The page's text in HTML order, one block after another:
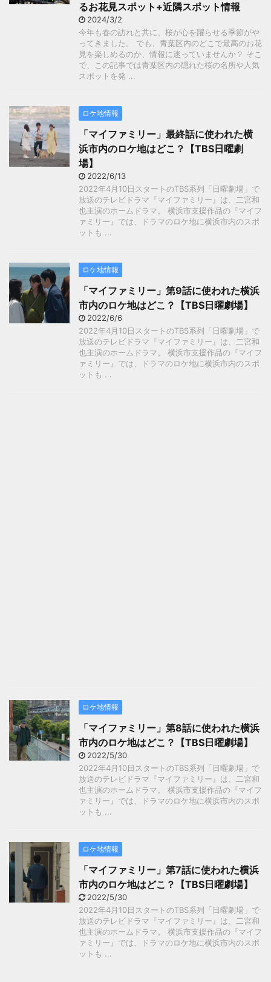
るお花見スポット+近隣スポット情報
2024/3/2
今年も春の訪れと共に、桜が心を躍らせる季節がや
ってきました。 でも、青葉区内のどこで最高のお花
見を楽しめるのか、情報に迷っていませんか？ そこ
で、この記事では青葉区内の隠れた桜の名所や人気
スポットを発 ...
ロケ地情報
「マイファミリー」最終話に使われた横
浜市内のロケ地はどこ？【TBS日曜劇
場】
2022/6/13
2022年4月10日スタートのTBS系列「日曜劇場」で
放送のテレビドラマ『マイファミリー』は、二宮和
也主演のホームドラマ。 横浜市支援作品の『マイフ
ァミリー』では、ドラマのロケ地に横浜市内のスポ
ットも ...
ロケ地情報
「マイファミリー」第9話に使われた横浜
市内のロケ地はどこ？【TBS日曜劇場】
2022/6/6
2022年4月10日スタートのTBS系列「日曜劇場」で
放送のテレビドラマ『マイファミリー』は、二宮和
也主演のホームドラマ。 横浜市支援作品の『マイフ
ァミリー』では、ドラマのロケ地に横浜市内のスポ
ットも ...
ロケ地情報
「マイファミリー」第8話に使われた横浜
市内のロケ地はどこ？【TBS日曜劇場】
2022/5/30
2022年4月10日スタートのTBS系列「日曜劇場」で
放送のテレビドラマ『マイファミリー』は、二宮和
也主演のホームドラマ。 横浜市支援作品の『マイフ
ァミリー』では、ドラマのロケ地に横浜市内のスポ
ットも ...
ロケ地情報
「マイファミリー」第7話に使われた横浜
市内のロケ地はどこ？【TBS日曜劇場】
2022/5/30
2022年4月10日スタートのTBS系列「日曜劇場」で
放送のテレビドラマ『マイファミリー』は、二宮和
也主演のホームドラマ。 横浜市支援作品の『マイフ
ァミリー』では、ドラマのロケ地に横浜市内のスポ
ットも ...